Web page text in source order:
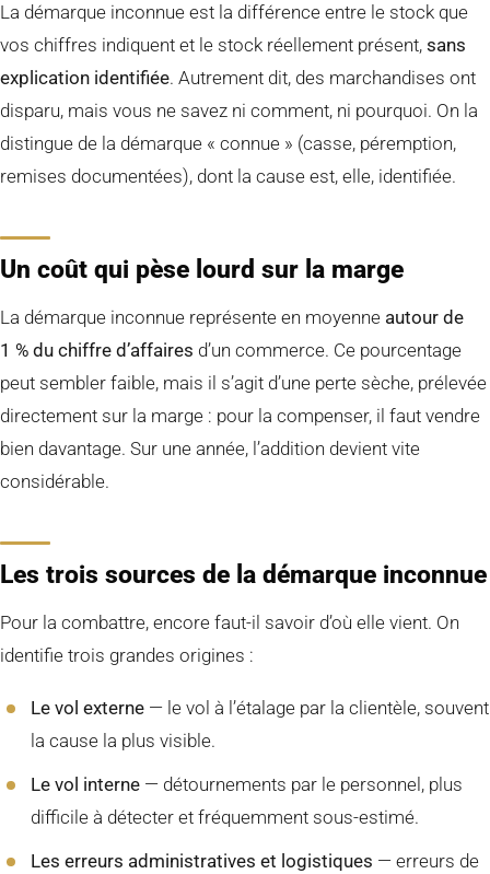
La démarque inconnue est la différence entre le stock que
vos chiffres indiquent et le stock réellement présent, sans
explication identifiée. Autrement dit, des marchandises ont
disparu, mais vous ne savez ni comment, ni pourquoi. On la
distingue de la démarque « connue » (casse, péremption,
remises documentées), dont la cause est, elle, identifiée.
Un coût qui pèse lourd sur la marge
La démarque inconnue représente en moyenne autour de
1 % du chiffre d’affaires d’un commerce. Ce pourcentage
peut sembler faible, mais il s’agit d’une perte sèche, prélevée
directement sur la marge : pour la compenser, il faut vendre
bien davantage. Sur une année, l’addition devient vite
considérable.
Les trois sources de la démarque inconnue
Pour la combattre, encore faut-il savoir d’où elle vient. On
identifie trois grandes origines :
Le vol externe — le vol à l’étalage par la clientèle, souvent
la cause la plus visible.
Le vol interne — détournements par le personnel, plus
difficile à détecter et fréquemment sous-estimé.
Les erreurs administratives et logistiques — erreurs de